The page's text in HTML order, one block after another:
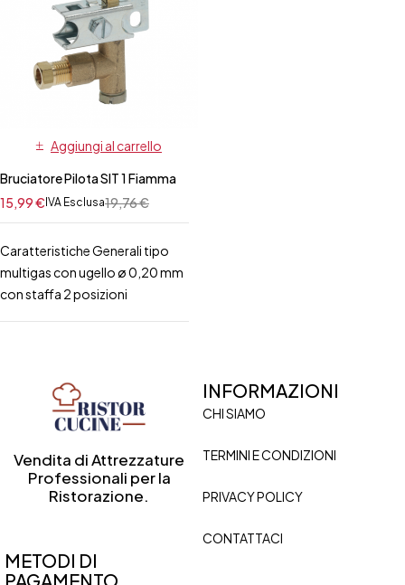
Aggiungi al carrello
Bruciatore Pilota SIT 1 Fiamma
19,76€
15,99€ IVA Esclusa
Caratteristiche Generali tipo
multigas con ugello ø 0,20 mm
con staffa 2 posizioni
Vendita di Attrezzature
Professionali per la
Ristorazione.
INFORMAZIONI
CHI SIAMO
TERMINI E CONDIZIONI
PRIVACY POLICY
CONTATTACI
METODI DI
PAGAMENTO